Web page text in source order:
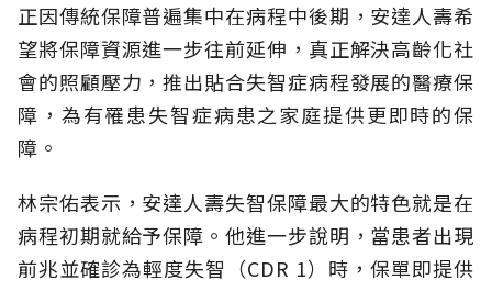
正因傳統保障普遍集中在病程中後期，安達人壽希
望將保障資源進一步往前延伸，真正解決高齡化社
會的照顧壓力，推出貼合失智症病程發展的醫療保
障，為有罹患失智症病患之家庭提供更即時的保
障。
林宗佑表示，安達人壽失智保障最大的特色就是在
病程初期就給予保障。他進一步說明，當患者出現
前兆並確診為輕度失智（CDR 1）時，保單即提供